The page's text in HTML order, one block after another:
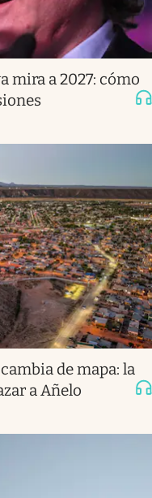
mira a 2027: cómo
de mapa: la
a Añelo